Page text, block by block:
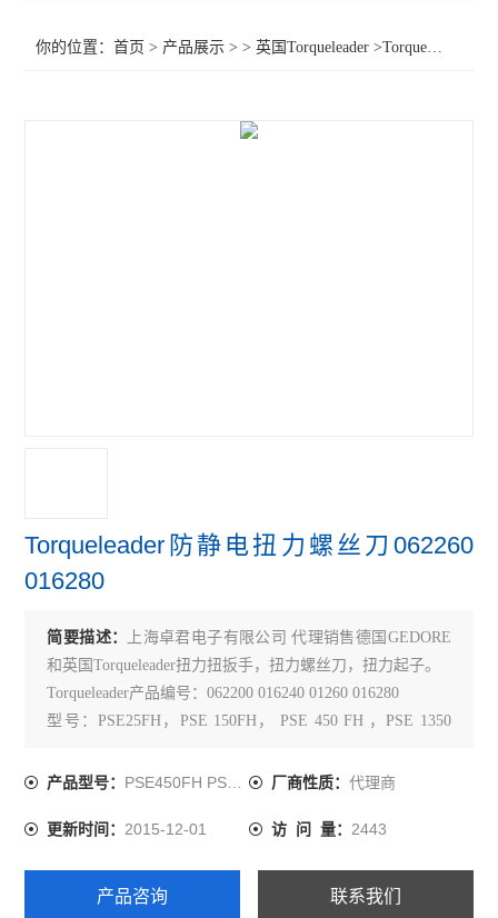
你的位置：首页 > 产品展示 > >英国Torqueleader >Torqueleader防静电扭力螺丝刀062260 016280
Torqueleader防静电扭力螺丝刀062260
016280
简要描述：
上海卓君电子有限公司 代理销售德国GEDORE
和英国Torqueleader扭力扭扳手，扭力螺丝刀，扭力起子。
Torqueleader产品编号：062200 016240 01260 016280
型号：PSE25FH，PSE 150FH， PSE 450 FH ，PSE 1350
产品型号： PSE450FH PSE1350FH 厂商性质： 代理商
更新时间：2015-12-01 访 问 量： 2443
产品咨询 联系我们